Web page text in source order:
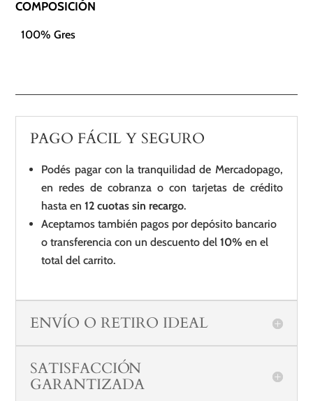
COMPOSICIÓN
100% Gres
PAGO FÁCIL Y SEGURO
Podés pagar con la tranquilidad de Mercadopago,
en redes de cobranza o con tarjetas de crédito
hasta en12 cuotas sin recargo.
Aceptamos también pagos por depósito bancario
o transferencia con un descuento del10% en el
total del carrito.
ENVÍO O RETIRO IDEAL
SATISFACCIÓN
GARANTIZADA